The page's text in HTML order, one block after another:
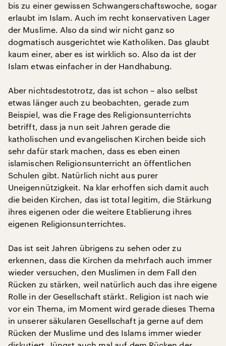
bis zu einer gewissen Schwangerschaftswoche, sogar
erlaubt im Islam. Auch im recht konservativen Lager
der Muslime. Also da sind wir nicht ganz so
dogmatisch ausgerichtet wie Katholiken. Das glaubt
kaum einer, aber es ist wirklich so. Also da ist der
Islam etwas einfacher in der Handhabung.
Aber nichtsdestotrotz, das ist schon – also selbst
etwas länger auch zu beobachten, gerade zum
Beispiel, was die Frage des Religionsunterrichts
betrifft, dass ja nun seit Jahren gerade die
katholischen und evangelischen Kirchen beide sich
sehr dafür stark machen, dass es eben einen
islamischen Religionsunterricht an öffentlichen
Schulen gibt. Natürlich nicht aus purer
Uneigennützigkeit. Na klar erhoffen sich damit auch
die beiden Kirchen, das ist total legitim, die Stärkung
ihres eigenen oder die weitere Etablierung ihres
eigenen Religionsunterrichtes.
Das ist seit Jahren übrigens zu sehen oder zu
erkennen, dass die Kirchen da mehrfach auch immer
wieder versuchen, den Muslimen in dem Fall den
Rücken zu stärken, weil natürlich auch das ihre eigene
Rolle in der Gesellschaft stärkt. Religion ist nach wie
vor ein Thema, im Moment wird gerade dieses Thema
in unserer säkularen Gesellschaft ja gerne auf dem
Rücken der Muslime und des Islams immer wieder